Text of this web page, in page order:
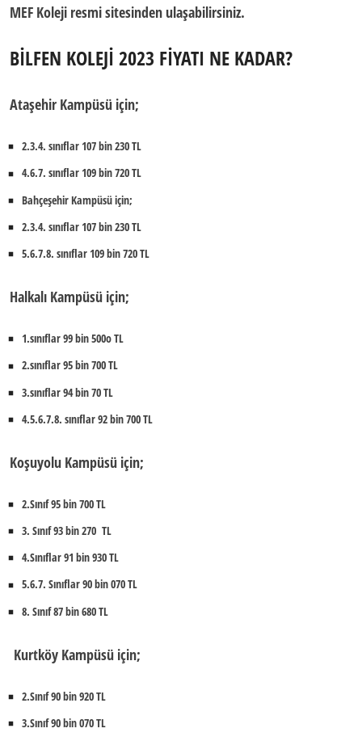
MEF Koleji resmi sitesinden ulaşabilirsiniz.
BİLFEN KOLEJİ 2023 FİYATI NE KADAR?
Ataşehir Kampüsü için;
2.3.4. sınıflar 107 bin 230 TL
4.6.7. sınıflar 109 bin 720 TL
Bahçeşehir Kampüsü için;
2.3.4. sınıflar 107 bin 230 TL
5.6.7.8. sınıflar 109 bin 720 TL
Halkalı Kampüsü için;
1.sınıflar 99 bin 500o TL
2.sınıflar 95 bin 700 TL
3.sınıflar 94 bin 70 TL
4.5.6.7.8. sınıflar 92 bin 700 TL
Koşuyolu Kampüsü için;
2.Sınıf 95 bin 700 TL
3. Sınıf 93 bin 270 TL
4.Sınıflar 91 bin 930 TL
5.6.7. Sınıflar 90 bin 070 TL
8. Sınıf 87 bin 680 TL
Kurtköy Kampüsü için;
2.Sınıf 90 bin 920 TL
3.Sınıf 90 bin 070 TL